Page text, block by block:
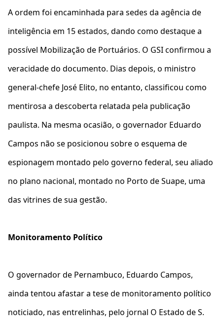
A ordem foi encaminhada para sedes da agência de
inteligência em 15 estados, dando como destaque a
possível Mobilização de Portuários. O GSI confirmou a
veracidade do documento. Dias depois, o ministro
general-chefe José Elito, no entanto, classificou como
mentirosa a descoberta relatada pela publicação
paulista. Na mesma ocasião, o governador Eduardo
Campos não se posicionou sobre o esquema de
espionagem montado pelo governo federal, seu aliado
no plano nacional, montado no Porto de Suape, uma
das vitrines de sua gestão.
Monitoramento Político
O governador de Pernambuco, Eduardo Campos,
ainda tentou afastar a tese de monitoramento político
noticiado, nas entrelinhas, pelo jornal O Estado de S.